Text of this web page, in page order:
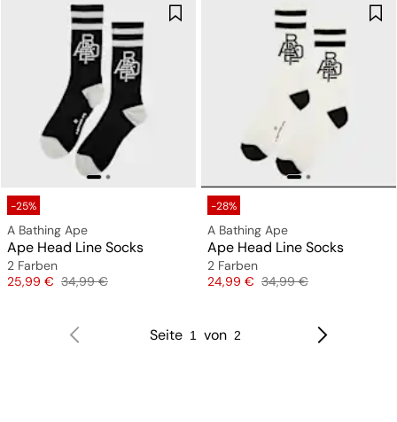
-25%
A Bathing Ape
Ape Head Line Socks
2 Farben
Preis
25,99 € Originalpreis
34,99 €
-28%
A Bathing Ape
Ape Head Line Socks
2 Farben
Preis
24,99 € Originalpreis
34,99 €
Seite 1 von 2